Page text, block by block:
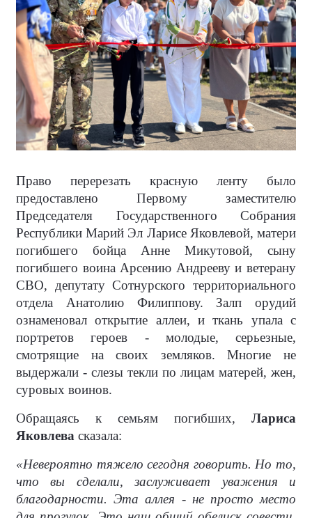
Право перерезать красную ленту было
предоставлено Первому заместителю
Председателя Государственного Собрания
Республики Марий Эл Ларисе Яковлевой, матери
погибшего бойца Анне Микутовой, сыну
погибшего воина Арсению Андрееву и ветерану
СВО, депутату Сотнурского территориального
отдела Анатолию Филиппову. Залп орудий
ознаменовал открытие аллеи, и ткань упала с
портретов героев - молодые, серьезные,
смотрящие на своих земляков. Многие не
выдержали - слезы текли по лицам матерей, жен,
суровых воинов.
Обращаясь к семьям погибших, Лариса
Яковлева сказала:
«Невероятно тяжело сегодня говорить. Но то,
что вы сделали, заслуживает уважения и
благодарности. Эта аллея - не просто место